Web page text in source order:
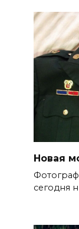
Новая
сегодня